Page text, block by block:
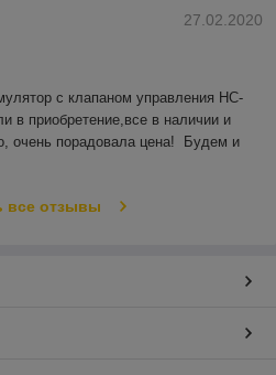
27.02.2020
с клапаном управления HC-
в приобретение,все в наличии и
очень порадовала цена!  Будем и
все отзывы